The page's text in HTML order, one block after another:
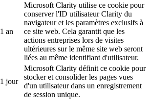
1 an
Microsoft Clarity utilise ce cookie pour
conserver l'ID utilisateur Clarity du
navigateur et les paramètres exclusifs à
ce site web. Cela garantit que les
actions entreprises lors de visites
ultérieures sur le même site web seront
liées au même identifiant d'utilisateur.
1 jour
Microsoft Clarity définit ce cookie pour
stocker et consolider les pages vues
d'un utilisateur dans un enregistrement
de session unique.